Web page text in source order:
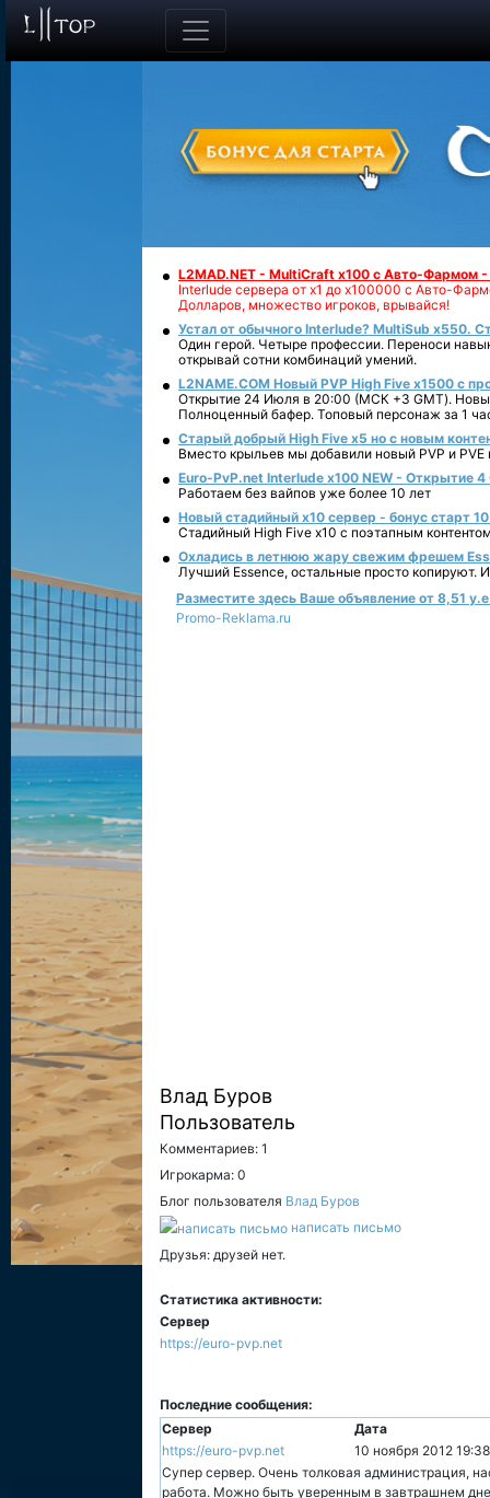
L2MAD.NET - MultiCraft x100 с Авто-Фармом
Interlude сервера от х1 до х100000 с Авто-
Долларов, множество игроков, врывайся!
Устал от обычного Interlude? MultiSub x550.
Один герой. Четыре профессии. Переноси
открывай сотни комбинаций умений.
L2NAME.COM Новый PVP High Five x1500 с
Открытие 24 Июля в 20:00 (МСК +3 GMT).
Полноценный бафер. Топовый персонаж за 1
Старый добрый High Five x5 но с новым
Вместо крыльев мы добавили новый PVP и PVE
Euro-PvP.net Interlude х100 NEW - Открытие 4
Работаем без вайпов уже более 10 лет
Новый стадийный х10 сервер - бонус старт
Стадийный High Five x10 с поэтапным
Охладись в летнюю жару свежим фрешем
Лучший Essence, остальные просто копируют.
Разместите здесь Ваше объявление от 8,51
Promo-Reklama.ru
Влад Буров
Пользователь
Комментариев: 1
Игрокарма: 0
Блог пользователя Влад Буров
написать письмо
Друзья: друзей нет.
Статистика активности:
Сервер
https://euro-pvp.net
Последние сообщения:
Сервер
Дата
https://euro-pvp.net
10 ноября 2012 19:38
Супер сервер. Очень толковая администрация,
работа. Можно быть уверенным в завтрашнем